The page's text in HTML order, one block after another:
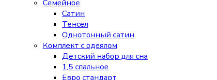
Семейное
Сатин
Тенсел
Однотонный сатин
Комплект с одеялом
Детский набор для сна
1,5 спальное
Евро стандарт